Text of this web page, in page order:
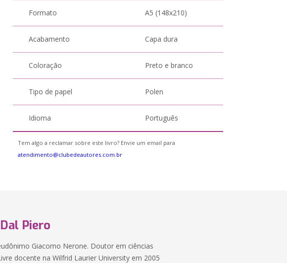
Formato A5 (148x210)
Acabamento Capa dura
Coloração Preto e branco
Tipo de papel Polen
Idioma Português
Tem algo a reclamar sobre este livro? Envie um email para
atendimento@clubedeautores.com.br
Piero
Giacomo Nerone. Doutor em ciências
docente na Wilfrid Laurier University em 2005